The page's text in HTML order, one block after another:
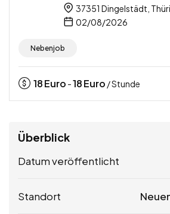
37351 Dingelstädt,
02/08/2026
Nebenjob
18Euro -18Euro / Stunde
Überblick
Datum veröffentlicht
Standort